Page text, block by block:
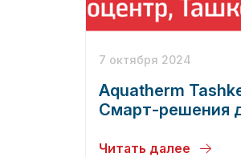
7 октября 2024
Aquatherm
Смарт-решения
Читать далее